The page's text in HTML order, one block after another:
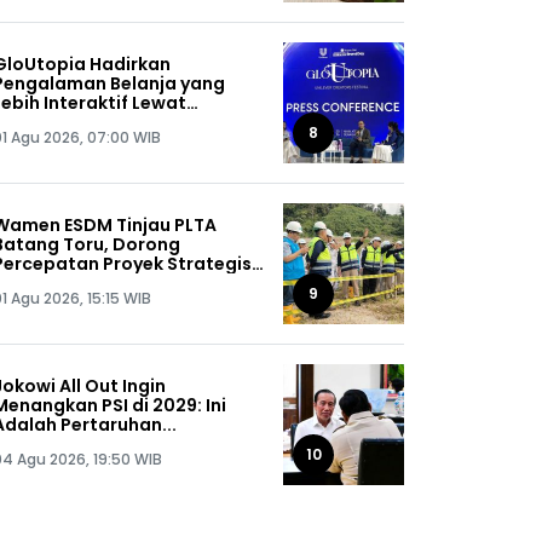
Hadirkan
Belanja yang
Interaktif Lewat
Agu 2026, 07:00 WIB 8
ESDM Tinjau PLTA
Toru, Dorong
Proyek Strategis
Agu 2026, 15:15 WIB 9
All Out Ingin
PSI di 2029: Ini
Pertaruhan...
Agu 2026, 19:50 WIB 10